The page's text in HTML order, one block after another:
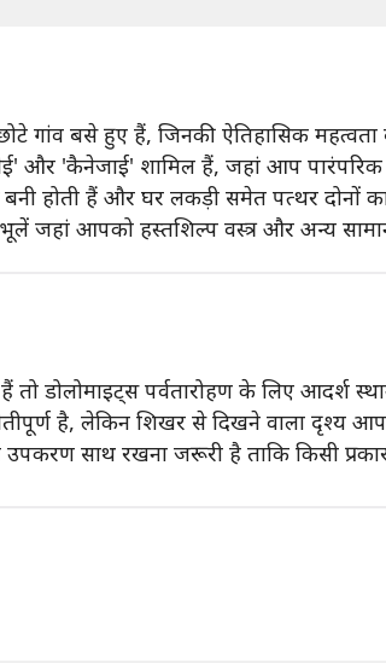
गांव बसे हुए हैं, जिनकी ऐतिहासिक
और 'कैनेजाई' शामिल हैं, जहां आप
बनी होती हैं और घर लकड़ी समेत पत्थर
भूलें जहां आपको हस्तशिल्प वस्त्र और अन्य
डोलोमाइट्स पर्वतारोहण के लिए आदर्श
है, लेकिन शिखर से दिखने वाला दृश्य
साथ रखना जरूरी है ताकि किसी प्रकार